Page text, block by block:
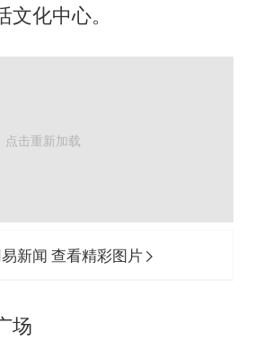
化中心。
新闻 查看精彩图片
场